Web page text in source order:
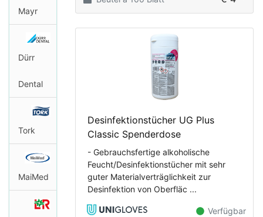
Mayr
Dürr
Dental
Tork
MaiMed
Desinfektionstücher UG Plus
Classic Spenderdose
- Gebrauchsfertige alkoholische
Feucht/Desinfektionstücher mit sehr
guter Materialverträglichkeit zur
Desinfektion von Oberfläc ...
Verfügbar